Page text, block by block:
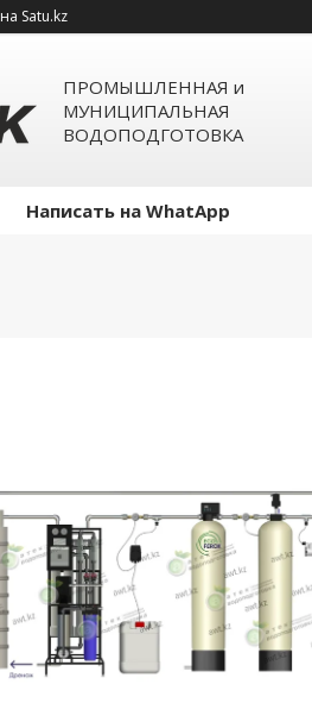
на Satu.kz
ПРОМЫШЛЕННАЯ и
МУНИЦИПАЛЬНАЯ
ВОДОПОДГОТОВКА
Написать на WhatApp